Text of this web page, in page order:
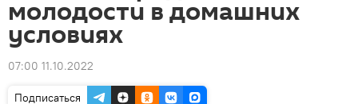
молодости в домашних
условиях
07:00 11.10.2022
Подписаться